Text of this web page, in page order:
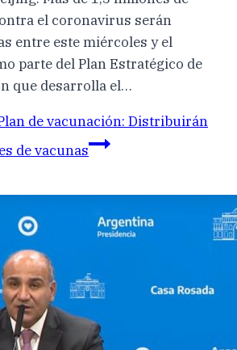
el coronavirus serán
entre este miércoles y el
parte del Plan Estratégico de
que desarrolla el…
de vacunación: Distribuirán
de vacunas